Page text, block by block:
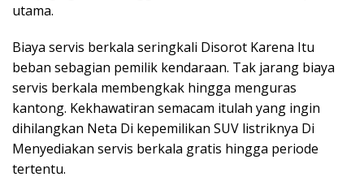
utama.
Biaya servis berkala seringkali Disorot Karena Itu
beban sebagian pemilik kendaraan. Tak jarang biaya
servis berkala membengkak hingga menguras
kantong. Kekhawatiran semacam itulah yang ingin
dihilangkan Neta Di kepemilikan SUV listriknya Di
Menyediakan servis berkala gratis hingga periode
tertentu.